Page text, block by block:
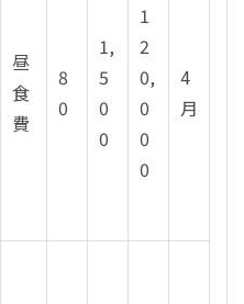
昼
食
費
8
0
1,
5
0
0
1
2
0,
0
0
0
4
月